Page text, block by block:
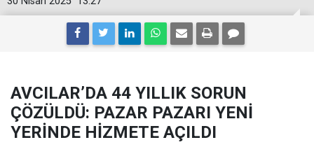
AVCILAR’DA 44 YILLIK SORUN
ÇÖZÜLDÜ: PAZAR PAZARI YENİ
YERİNDE HİZMETE AÇILDI